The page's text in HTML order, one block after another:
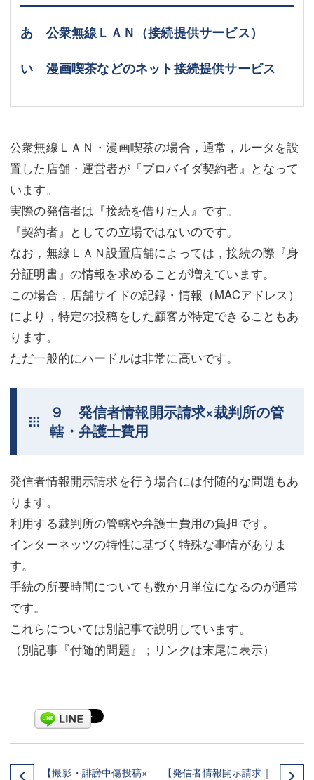
あ 公衆無線ＬＡＮ（接続提供サービス）
い 漫画喫茶などのネット接続提供サービス
公衆無線ＬＡＮ・漫画喫茶の場合，通常，ルータを設
置した店舗・運営者が『プロバイダ契約者』となって
います。
実際の発信者は『接続を借りた人』です。
『契約者』としての立場ではないのです。
なお，無線ＬＡＮ設置店舗によっては，接続の際『身
分証明書』の情報を求めることが増えています。
この場合，店舗サイドの記録・情報（MACアドレス）
により，特定の投稿をした顧客が特定できることもあ
ります。
ただ一般的にハードルは非常に高いです。
９ 発信者情報開示請求×裁判所の管
轄・弁護士費用
発信者情報開示請求を行う場合には付随的な問題もあ
ります。
利用する裁判所の管轄や弁護士費用の負担です。
インターネッツの特性に基づく特殊な事情がありま
す。
手続の所要時間についても数か月単位になるのが通常
です。
これらについては別記事で説明しています。
（別記事『付随的問題』；リンクは末尾に表示）
【撮影・誹謗中傷投稿×
【発信者情報開示請求｜